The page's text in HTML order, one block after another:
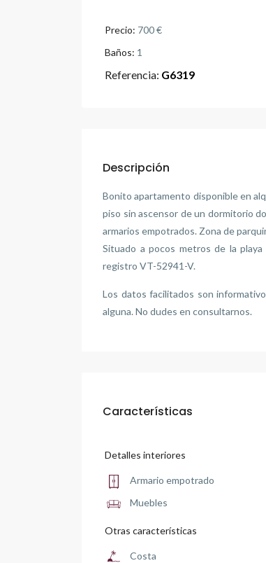
Precio: 700 €
Baños: 1
Referencia: G6319
Descripción
Bonito apartamento disponible en
piso sin ascensor de un dormitorio
armarios empotrados. Zona de
Situado a pocos metros de la
registro VT-52941-V.
Los datos facilitados son
alguna. No dudes en consultarnos.
Características
Detalles interiores
Armario empotrado
Muebles
Otras características
Costa